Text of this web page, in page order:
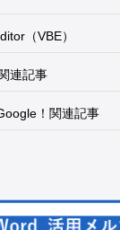
（VBE）
連記事
！関連記事